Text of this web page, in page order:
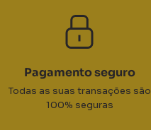
Pagamento seguro
Todas as suas transações são
100% seguras